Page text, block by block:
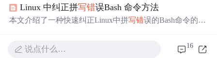
Linux 中纠正拼写错误Bash 命令方法
本文介绍了一种快速纠正Linux中拼写错误的Bash命令的技
率。说点什么… 16